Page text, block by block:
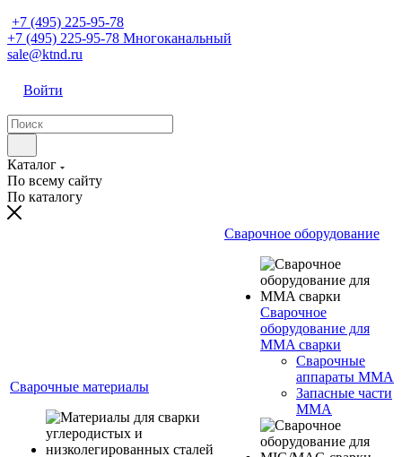
+7 (495) 225-95-78
+7 (495) 225-95-78 Многоканальный
sale@ktnd.ru
Войти
Каталог
По всему сайту
По каталогу
Сварочные материалы
Сварочное оборудование
Сварочное
оборудование для
MMA сварки
Сварочные
аппараты MMA
Запасные части
MMA